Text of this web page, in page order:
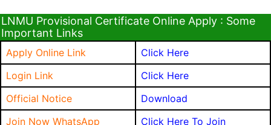
LNMU Provisional Certificate Online Apply : Some
Important Links
Apply Online Link
Click Here
Login Link
Click Here
Official Notice
Download
Join Now WhatsApp
Click Here To Join